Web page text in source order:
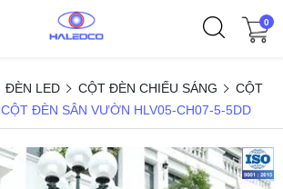
0
ĐÈN LED CỘT ĐÈN CHIẾU SÁNG
CỘT
CỘT ĐÈN SÂN VƯỜN HLV05-CH07-5-5DD